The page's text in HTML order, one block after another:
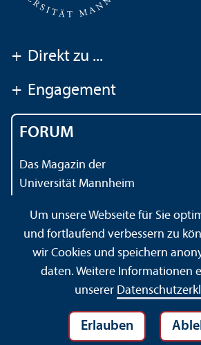
+ Direkt zu ...
+ Engagement
FORUM
Das Magazin der
Universität Mannheim
Kontakt Impressum Datenschutz
Gebärdensprache
Leichte
Hausordnung
Sicherheit
Um unsere Webseite für Sie
und fortlaufend verbessern zu
wir Cookies und speichern
daten. Weitere Informationen
unserer
Erlauben